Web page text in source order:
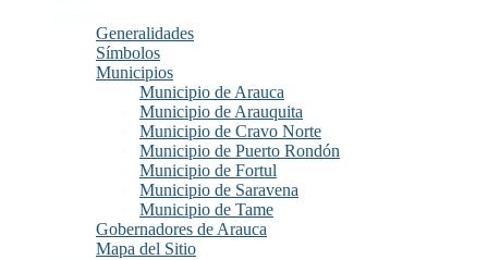
Generalidades
Símbolos
Municipios
Municipio de Arauca
Municipio de Arauquita
Municipio de Cravo Norte
Municipio de Puerto Rondón
Municipio de Fortul
Municipio de Saravena
Municipio de Tame
Gobernadores de Arauca
Mapa del Sitio